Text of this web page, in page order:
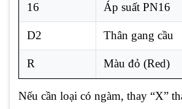
16 Áp suất PN16
D2 Thân gang cầu
R Màu đỏ (Red)
Nếu cần loại có ngàm, thay “X”